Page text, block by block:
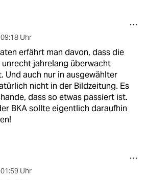
09:18 Uhr
erfährt man davon, dass die
unrecht jahrelang überwacht
Und auch nur in ausgewählter
nicht in der Bildzeitung. Es
dass so etwas passiert ist.
BKA sollte eigentlich daraufhin
01:59 Uhr